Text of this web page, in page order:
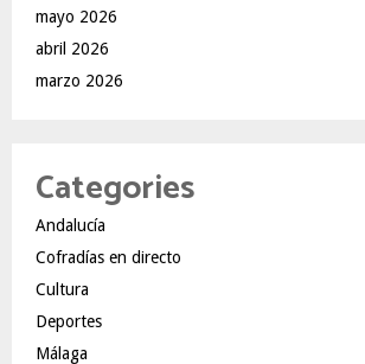
mayo 2026
abril 2026
marzo 2026
Categories
Andalucía
Cofradías en directo
Cultura
Deportes
Málaga